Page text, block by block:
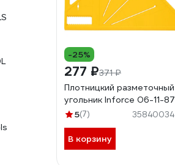
-25%
277 ₽371 ₽
Плотницкий разметочный
угольник Inforce 06-11-87
5(7) 35840034
В корзину